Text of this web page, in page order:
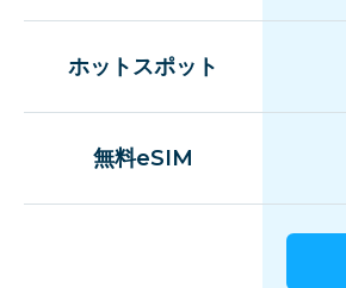
ホットスポット
無料eSIM